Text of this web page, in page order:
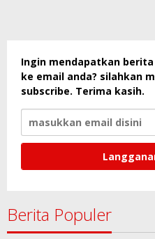
Ingin mendapatkan
ke email anda? silahkan
subscribe. Terima kasih.
Berita Populer